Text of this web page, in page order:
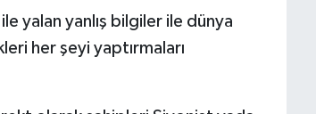
yalan yanlış bilgiler ile dünya
her şeyi yaptırmaları